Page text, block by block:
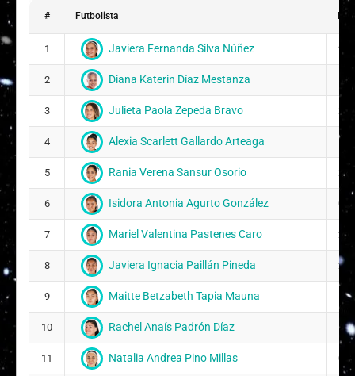
# Futbolista
1 Javiera Fernanda Silva Núñez 26/
2 Diana Katerin Díaz Mestanza
3 Julieta Paola Zepeda Bravo 25/
4 Alexia Scarlett Gallardo Arteaga
5 Rania Verena Sansur Osorio 24/
6 Isidora Antonia Agurto González 08/
7 Mariel Valentina Pastenes Caro 25/
8 Javiera Ignacia Paillán Pineda 27/
9 Maitte Betzabeth Tapia Mauna
10 Rachel Anaís Padrón Díaz
11 Natalia Andrea Pino Millas 01/